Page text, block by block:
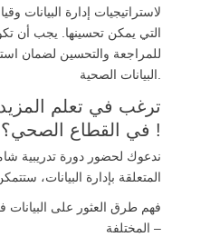
لاستراتيجيات إدارة البيانات
التي يمكن تحسينها. يجب أن
للمراجعة والتحسين لضمان
البيانات الصحية.
ترغب في تعلم المزيد
في القطاع الصحي؟ الحل لدينا !
ندعوك لحضور دورة تدريبية
المتعلقة بإدارة البيانات،
فهم طرق العثور على البيانات
المختلفة –